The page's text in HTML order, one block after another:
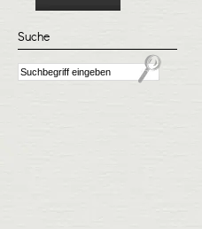
Suche